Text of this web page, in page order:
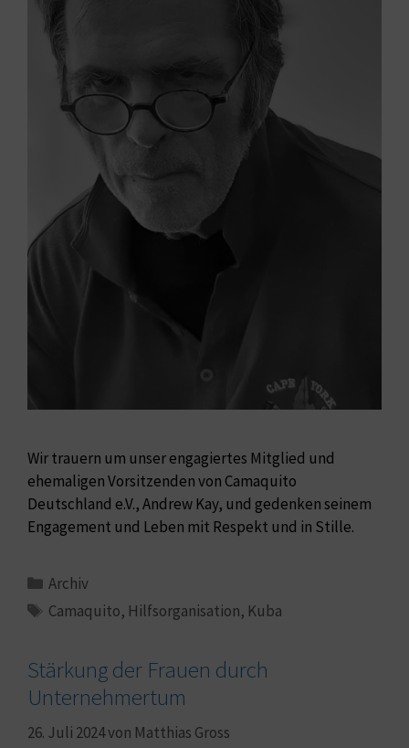
Wir trauern um unser engagiertes Mitglied und
ehemaligen Vorsitzenden von Camaquito
Deutschland e.V., Andrew Kay, und gedenken seinem
Engagement und Leben mit Respekt und in Stille.
Archiv
Camaquito, Hilfsorganisation, Kuba
Stärkung der Frauen durch
Unternehmertum
26. Juli 2024von Matthias Gross